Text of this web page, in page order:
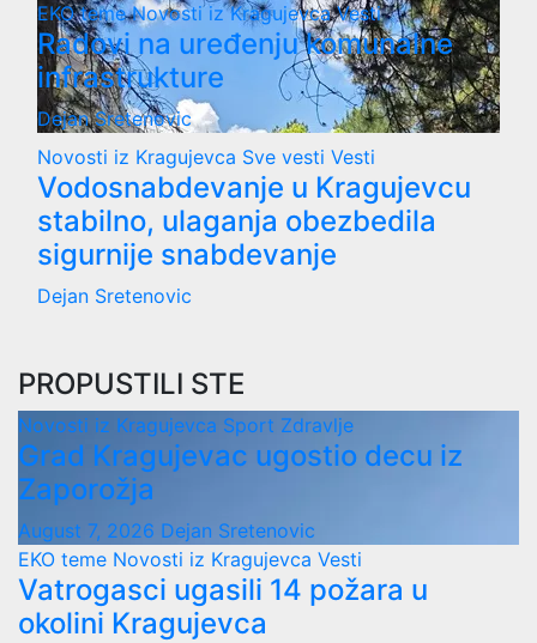
EKO temeNovosti iz KragujevcaVesti
Radovi na uređenju komunalne
infrastrukture
Dejan Sretenovic
Novosti iz Kragujevca Sve vesti Vesti
Vodosnabdevanje u Kragujevcu
stabilno, ulaganja obezbedila
sigurnije snabdevanje
Dejan Sretenovic
PROPUSTILI STE
Novosti iz Kragujevca Sport Zdravlje
Grad Kragujevac ugostio decu iz
Zaporožja
August 7, 2026 Dejan Sretenovic
EKO teme Novosti iz Kragujevca Vesti
Vatrogasci ugasili 14 požara u
okolini Kragujevca